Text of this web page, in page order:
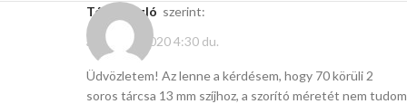
Tóth László szerint:
április 15, 2020 4:30 du.
Üdvözletem! Az lenne a kérdésem, hogy 70 körüli 2
soros tárcsa 13 mm szíjhoz, a szorító méretét nem tudom